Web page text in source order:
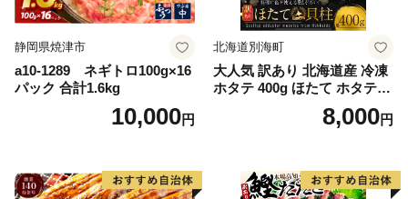
静岡県焼津市
a10-1289 ネギトロ100g×16
パック 合計1.6kg
10,000円
北海道別海町
大人気 訳あり 北海道産 冷凍
ホタテ 400g ほたて ホタテ
8,000円